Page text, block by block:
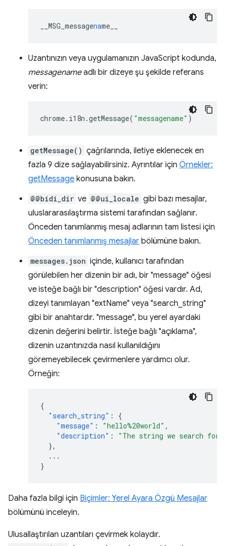
__MSG_messagename__
Uzantınızın veya uygulamanızın JavaScript kodunda,
messagenameadlı bir dizeye şu şekilde referans
verin:
chrome. i18n .getMessage( "messagename" )
getMessage() çağrılarında, iletiye eklenecek en
fazla 9 dize sağlayabilirsiniz. Ayrıntılar için Örnekler:
getMessage konusuna bakın.
@@bidi_dir ve @@ui_locale gibi bazı mesajlar,
uluslararasılaştırma sistemi tarafından sağlanır.
Önceden tanımlanmış mesaj adlarının tam listesi için
Önceden tanımlanmış mesajlar bölümüne bakın.
messages.json içinde, kullanıcı tarafından
görülebilen her dizenin bir adı, bir "message" öğesi
ve isteğe bağlı bir "description" öğesi vardır. Ad,
dizeyi tanımlayan "extName" veya "search_string"
gibi bir anahtardır. "message", bu yerel ayardaki
dizenin değerini belirtir. İsteğe bağlı "açıklama",
dizenin uzantınızda nasıl kullanıldığını
göremeyebilecek çevirmenlere yardımcı olur.
Örneğin:
{
"search_string" :
{
"message" : "hello%20world" ,
"description" :
"The string we search for.
},
...
}
Daha fazla bilgi için Biçimler: Yerel Ayara Özgü Mesajlar
bölümünü inceleyin.
Ulusallaştırılan uzantıları çevirmek kolaydır.